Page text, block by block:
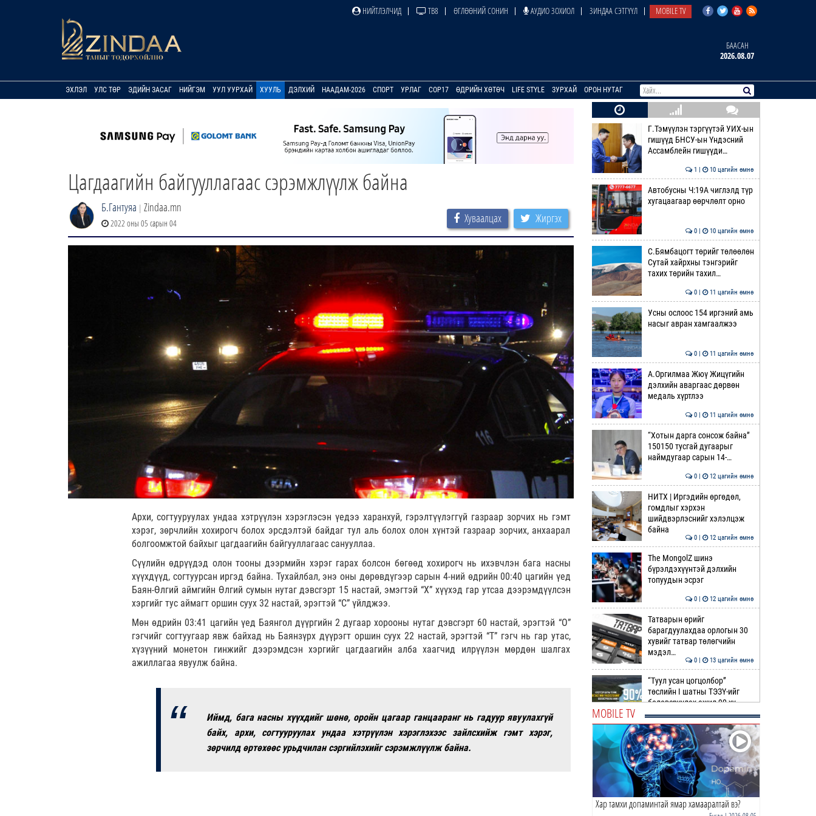
НИЙТЛЭЛЧИД ТВ8 ӨГЛӨӨНИЙ СОНИН АУДИО ЗОХИОЛ ЗИНДАА СЭТГҮҮЛ MOBILE TV
БААСАН
2026.08.07
ЭХЛЭЛ УЛС ТӨР ЭДИЙН ЗАСАГ НИЙГЭМ УУЛ УУРХАЙ ХУУЛЬ ДЭЛХИЙ НААДАМ-2026 СПОРТ УРЛАГ COP17 ӨДРИЙН ХӨТӨЧ LIFE STYLE ЗУРХАЙ ОРОН НУТАГ
Цагдаагийн байгууллагаас сэрэмжлүүлж байна
Б.Гантуяа | Zindaa.mn
2022 оны 05 сарын 04 Хуваалцах Жиргэх
Архи, согтууруулах ундаа хэтрүүлэн хэрэглэсэн үедээ харанхуй, гэрэлтүүлэггүй газраар зорчих нь гэмт
хэрэг, зөрчлийн хохирогч болох эрсдэлтэй байдаг тул аль болох олон хүнтэй газраар зорчих, анхаарал
болгоомжтой байхыг цагдаагийн байгууллагаас санууллаа.
Сүүлийн өдрүүдэд олон тооны дээрмийн хэрэг гарах болсон бөгөөд хохирогч нь ихэвчлэн бага насны
хүүхдүүд, согтуурсан иргэд байна. Тухайлбал, энэ оны дөрөвдүгээр сарын 4-ний өдрийн 00:40 цагийн үед
Баян-Өлгий аймгийн Өлгий сумын нутаг дэвсгэрт 15 настай, эмэгтэй “Х” хүүхэд гар утсаа дээрэмдүүлсэн
хэргийг тус аймагт оршин суух 32 настай, эрэгтэй “С” үйлджээ.
Мөн өдрийн 03:41 цагийн үед Баянгол дүүргийн 2 дугаар хорооны нутаг дэвсгэрт 60 настай, эрэгтэй “О”
гэгчийг согтуугаар явж байхад нь Баянзүрх дүүрэгт оршин суух 22 настай, эрэгтэй “Т” гэгч нь гар утас,
хүзүүний монетон гинжийг дээрэмдсэн хэргийг цагдаагийн алба хаагчид илрүүлэн мөрдөн шалгах
ажиллагаа явуулж байна.
Иймд, бага насны хүүхдийг шөнө, оройн цагаар ганцааранг нь гадуур явуулахгүй
байх, архи, согтууруулах ундаа хэтрүүлэн хэрэглэхээс зайлсхийж гэмт хэрэг,
зөрчилд өртөхөөс урьдчилан сэргийлэхийг сэрэмжлүүлж байна.
Г.Тэмүүлэн тэргүүтэй УИХ-ын
гишүүд БНСУ-ын Үндэсний
Ассамблейн гишүүди…
1 | 10 цагийн өмнө
Автобусны Ч:19А чиглэлд түр
хугацаагаар өөрчлөлт орно
0 | 10 цагийн өмнө
С.Бямбацогт төрийг төлөөлөн
Сутай хайрхны тэнгэрийг
тахих төрийн тахил…
0 | 11 цагийн өмнө
Усны ослоос 154 иргэний амь
насыг авран хамгаалжээ
0 | 11 цагийн өмнө
А.Оргилмаа Жюү Жицүгийн
дэлхийн аваргаас дөрвөн
медаль хүртлээ
0 | 11 цагийн өмнө
“Хотын дарга сонсож байна”
150150 тусгай дугаарыг
наймдугаар сарын 14-…
0 | 12 цагийн өмнө
НИТХ | Иргэдийн өргөдөл,
гомдлыг хэрхэн
шийдвэрлэснийг хэлэлцэж
байна
0 | 12 цагийн өмнө
The MongolZ шинэ
бүрэлдэхүүнтэй дэлхийн
топуудын эсрэг
0 | 12 цагийн өмнө
Татварын өрийг
барагдуулахдаа орлогын 30
хувийг татвар төлөгчийн
мэдэл…
0 | 13 цагийн өмнө
“Туул усан цогцолбор”
төслийн I шатны ТЭЗҮ-ийг
боловсруулах ажил 90 ху…
Нийслэлийн иргэдийн
Төлөөлөгчдийн Хурлын
Ээлжит VIII хуралдаан
эхэллээ
0 | 13 цагийн өмнө
ТОО | Гадаад валютын нөөц
MOBILE TV
Хар тамхи допаминтай ямар хамааралтай вэ?